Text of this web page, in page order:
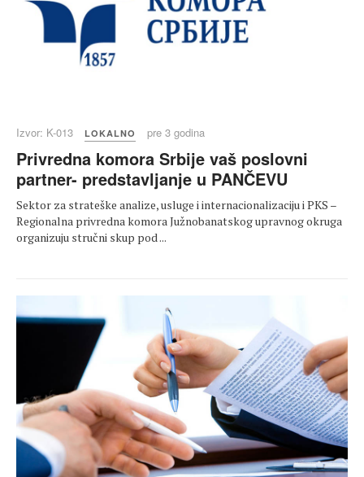
Izvor: K-013 LOKALNO pre 3 godina
Privredna komora Srbije vaš poslovni
partner- predstavljanje u PANČEVU
Sektor za strateške analize, usluge i internacionalizaciju i PKS –
Regionalna privredna komora Južnobanatskog upravnog okruga
organizuju stručni skup pod ...